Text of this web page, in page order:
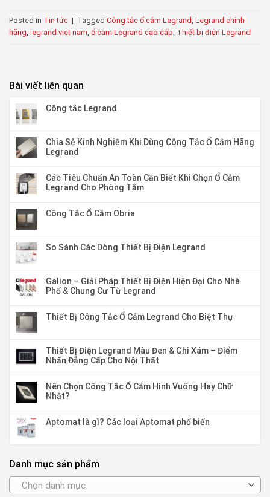
Posted in Tin tức | Tagged Công tắc ổ cắm Legrand, Legrand chính
hãng, legrand viet nam, ổ cắm Legrand cao cấp, Thiết bị điện Legrand
Bài viết liên quan
Công tắc Legrand
Chia Sẻ Kinh Nghiệm Khi Dùng Công Tắc Ổ Cắm Hãng
Legrand
Các Tiêu Chuẩn An Toàn Cần Biết Khi Chọn Ổ Cắm
Legrand Cho Phòng Tắm
Công Tắc Ổ Cắm Obria
So Sánh Các Dòng Thiết Bị Điện Legrand
Galion – Giải Pháp Thiết Bị Điện Hiện Đại Cho Nhà
Phố & Chung Cư Từ Legrand
Thiết Bị Công Tắc Ổ Cắm Legrand Cho Biệt Thự
Thiết Bị Điện Legrand Màu Đen & Ghi Xám – Điểm
Nhấn Đẳng Cấp Cho Nội Thất
Nên Chọn Công Tắc Ổ Cắm Hình Vuông Hay Chữ
Nhật?
Aptomat là gì? Các loại Aptomat phổ biến
Danh mục sản phẩm
Chọn danh mục